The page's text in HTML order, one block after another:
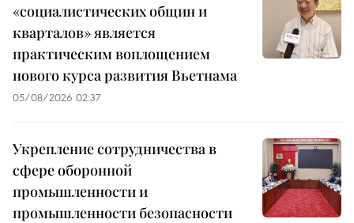
«социалистических общин и
кварталов» является
практическим воплощением
нового курса развития Вьетнама
05/08/2026 02:37
Укрепление сотрудничества в
сфере оборонной
промышленности и
промышленности безопасности